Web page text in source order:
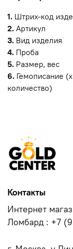
1. Штрих-код
2. Артикул
3. Вид изделия
4. Проба
5. Размер, вес
6. Гемописание
количество)
Контакты
Интернет
Ломбард : +7